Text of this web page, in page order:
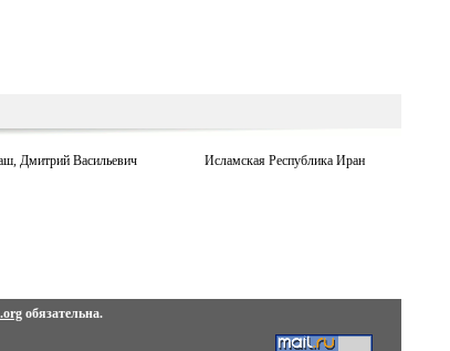
Дмитрий Васильевич Исламская Республика Иран
обязательна.